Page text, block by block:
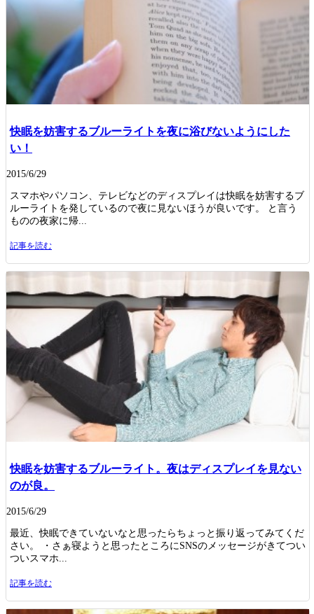
快眠を妨害するブルーライトを夜に浴びないようにした
い！
2015/6/29
スマホやパソコン、テレビなどのディスプレイは快眠を妨害するブ
ルーライトを発しているので夜に見ないほうが良いです。 と言う
ものの夜家に帰...
記事を読む
快眠を妨害するブルーライト。夜はディスプレイを見ない
のが良。
2015/6/29
最近、快眠できていないなと思ったらちょっと振り返ってみてくだ
さい。 ・さぁ寝ようと思ったところにSNSのメッセージがきてつい
ついスマホ...
記事を読む